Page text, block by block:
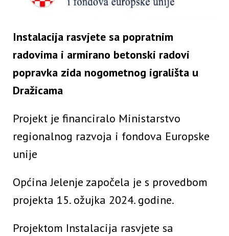
Instalacija rasvjete sa popratnim
radovima i armirano betonski radovi
popravka zida nogometnog igrališta u
Dražicama
Projekt je financiralo Ministarstvo
regionalnog razvoja i fondova Europske
unije
Općina Jelenje započela je s provedbom
projekta 15. ožujka 2024. godine.
Projektom Instalacija rasvjete sa